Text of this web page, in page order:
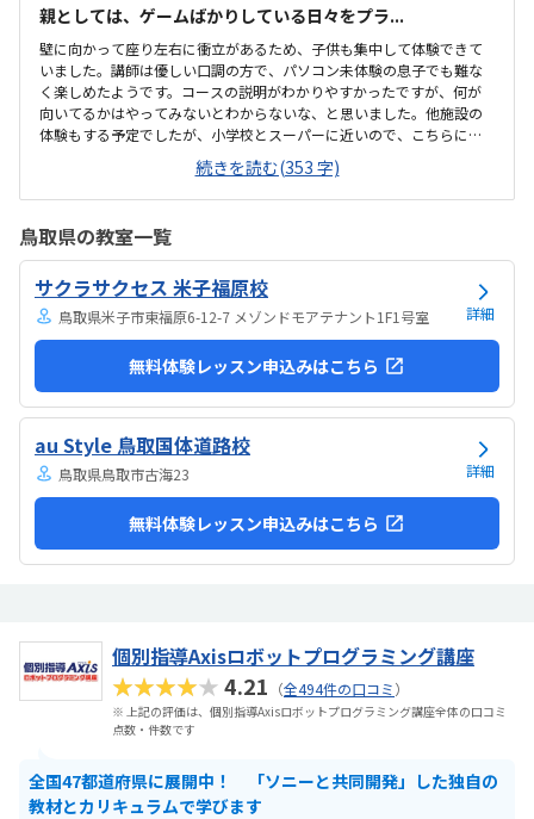
親としては、ゲームばかりしている日々をプラ...
壁に向かって座り左右に衝立があるため、子供も集中して体験できて
いました。講師は優しい口調の方で、パソコン未体験の息子でも難な
く楽しめたようです。コースの説明がわかりやすかったですが、何が
向いてるかはやってみないとわからないな、と思いました。他施設の
体験もする予定でしたが、小学校とスーパーに近いので、こちらに決
めました。息子はゲーミングチェアに初めて座れて嬉しかったようで
す。開放的というよりは、落ち着いて楽しめるところが、息子には合
っていそうです。少し高いなという印象ですが、自宅のパソコンから
ました。日頃はSwitchで、マイクラやぽこあポケモンで建築を楽しん
でいます。担当の方と相談して今回のコースが向いてるんじゃないか
と勧められました。
続きを読む(353 字)
鳥取県の教室一覧
サクラサクセス 米子福原校
鳥取県米子市東福原6-12-7 メゾンドモアテナント1F1号室 詳細
無料体験レッスン申込みはこちら
au Style 鳥取国体道路校
鳥取県鳥取市古海23 詳細
無料体験レッスン申込みはこちら
個別指導Axisロボットプログラミング講座
★★★★★4.21 （全494件の口コミ）
※ 上記の評価は、個別指導Axisロボットプログラミング講座全体の口コミ
点数・件数です
全国47都道府県に展開中！ 「ソニーと共同開発」した独自の
教材とカリキュラムで学びます